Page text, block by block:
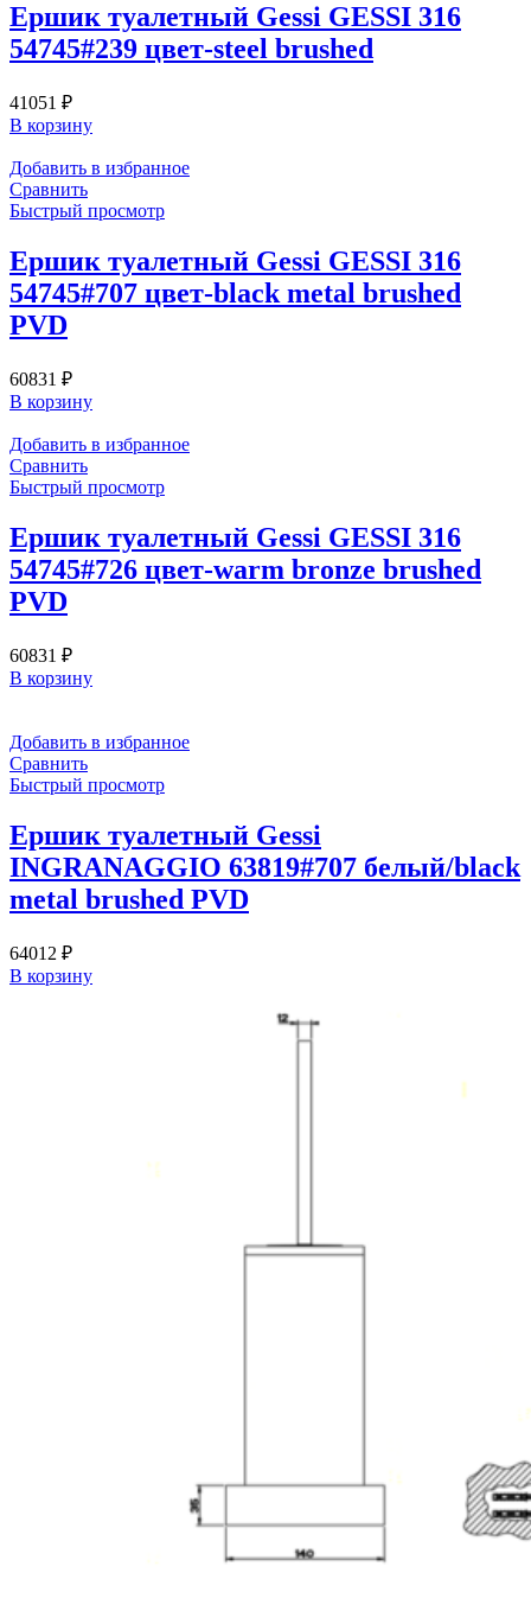
Ершик туалетный Gessi GESSI 316
54745#239 цвет-steel brushed
41051 ₽
В корзину
Добавить в избранное
Сравнить
Быстрый просмотр
Ершик туалетный Gessi GESSI 316
54745#707 цвет-black metal brushed
PVD
60831 ₽
В корзину
Добавить в избранное
Сравнить
Быстрый просмотр
Ершик туалетный Gessi GESSI 316
54745#726 цвет-warm bronze brushed
PVD
60831 ₽
В корзину
Добавить в избранное
Сравнить
Быстрый просмотр
Ершик туалетный Gessi
INGRANAGGIO 63819#707 белый/black
metal brushed PVD
64012 ₽
В корзину